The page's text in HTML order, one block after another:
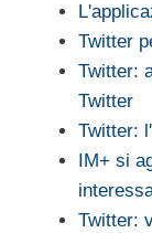
Twitter
Twitter:
Twitter
Twitter:
IM+ si
Twitter: